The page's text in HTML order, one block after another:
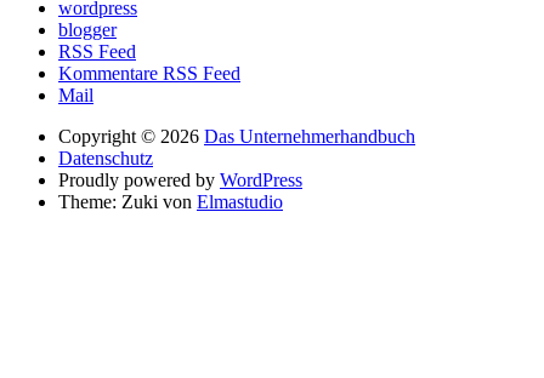
wordpress
blogger
RSS Feed
Kommentare RSS Feed
Mail
Copyright © 2026 Das Unternehmerhandbuch
Datenschutz
Proudly powered by WordPress
Theme: Zuki von Elmastudio